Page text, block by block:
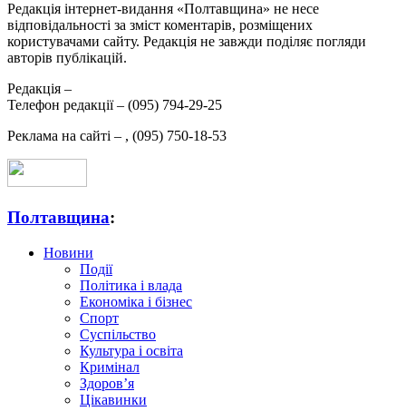
Редакція інтернет-видання «Полтавщина» не несе
відповідальності за зміст коментарів, розміщених
користувачами сайту. Редакція не завжди поділяє погляди
авторів публікацій.
Редакція –
Телефон редакції – (095) 794-29-25
Реклама на сайті – , (095) 750-18-53
Полтавщина:
Новини
Події
Політика і влада
Економіка і бізнес
Спорт
Суспільство
Культура і освіта
Кримінал
Здоров’я
Цікавинки